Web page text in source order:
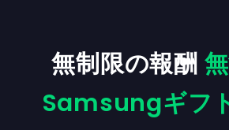
無制限の報酬
Samsungギフ